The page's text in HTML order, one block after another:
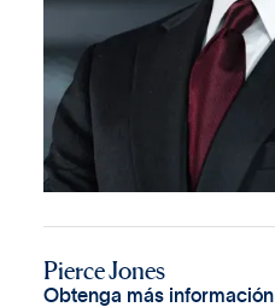
Pierce Jones
Obtenga más información